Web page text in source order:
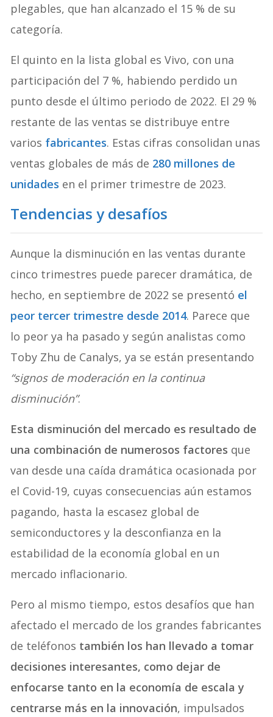
plegables, que han alcanzado el 15 % de su
categoría.
El quinto en la lista global es Vivo, con una
participación del 7 %, habiendo perdido un
punto desde el último periodo de 2022. El 29 %
restante de las ventas se distribuye entre
varios fabricantes. Estas cifras consolidan unas
ventas globales de más de 280 millones de
unidades en el primer trimestre de 2023.
Tendencias y desafíos
Aunque la disminución en las ventas durante
cinco trimestres puede parecer dramática, de
hecho, en septiembre de 2022 se presentó el
peor tercer trimestre desde 2014. Parece que
lo peor ya ha pasado y según analistas como
Toby Zhu de Canalys, ya se están presentando
“signos de moderación en la continua
disminución”.
Esta disminución del mercado es resultado de
una combinación de numerosos factores que
van desde una caída dramática ocasionada por
el Covid-19, cuyas consecuencias aún estamos
pagando, hasta la escasez global de
semiconductores y la desconfianza en la
estabilidad de la economía global en un
mercado inflacionario.
Pero al mismo tiempo, estos desafíos que han
afectado el mercado de los grandes fabricantes
de teléfonos también los han llevado a tomar
decisiones interesantes, como dejar de
enfocarse tanto en la economía de escala y
centrarse más en la innovación, impulsados